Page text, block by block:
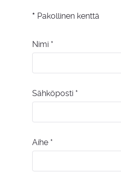
* Pakollinen kenttä
Nimi *
Sähköposti *
Aihe *